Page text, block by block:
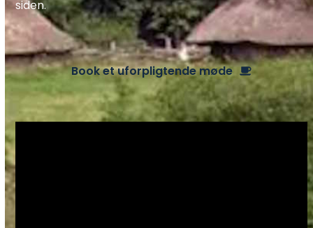
siden.
Book et uforpligtende møde